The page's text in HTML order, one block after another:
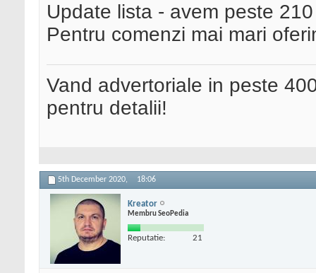
Update lista - avem peste
Pentru comenzi mai mari
Vand advertoriale in peste
pentru detalii!
5th December 2020, 18:06
Kreator
Membru SeoPedia
Reputatie: 21